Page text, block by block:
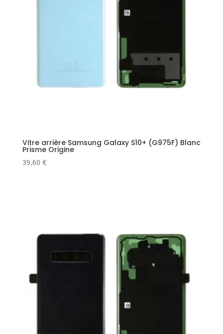
Vitre arrière Samsung Galaxy S10+ (G975F) Blanc
Prisme Origine
39,60 €